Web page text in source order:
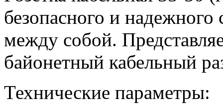
безопасного и
между собой.
байонетный кабельный
Технические параметры: